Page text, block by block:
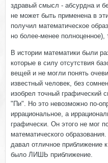
здравый смысл - абсурдна и
не может быть применена в
получил математическое
но более-менее
В истории математики были
которые в силу отсутствия
вещей и не могли понять
известный человек, без
изобрел точный графический
"Пи". Но это невозможно по-
иррациональное, а
графически. Он этого не мог
математического
давал отличное приближение
было ЛИШЬ приближение.